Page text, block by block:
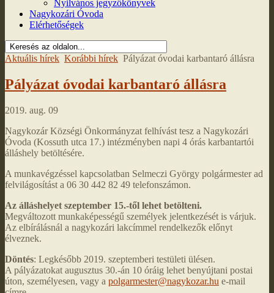
Nyilvános jegyzőkönyvek
Nagykozári Óvoda
Elérhetőségek
Aktuális hírek Korábbi hírek Pályázat óvodai karbantaró állásra
Pályázat óvodai karbantaró állásra
2019. aug. 09
Nagykozár Községi Önkormányzat felhívást tesz a Nagykozári
Óvoda (Kossuth utca 17.) intézményben napi 4 órás karbantartói
álláshely betöltésére.
A munkavégzéssel kapcsolatban Selmeczi György polgármester ad
felvilágosítást a 06 30 442 82 49 telefonszámon.
Az álláshelyet szeptember 15.-től lehet betölteni.
Megváltozott munkaképességű személyek jelentkezését is várjuk.
Az elbírálásnál a nagykozári lakcímmel rendelkezők előnyt
élveznek.
Döntés: Legkésőbb 2019. szeptemberi testületi ülésen.
A pályázatokat augusztus 30.-án 10 óráig lehet benyújtani postai
úton, személyesen, vagy a polgarmester@nagykozar.hu e-mail